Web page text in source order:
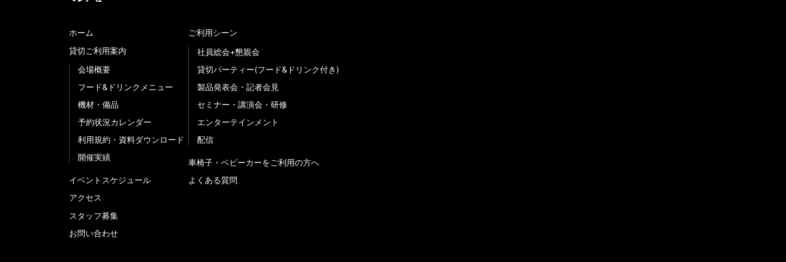
ホーム
貸切ご利用案内
会場概要
フード&ドリンクメニュー
機材・備品
予約状況カレンダー
利用規約・資料ダウンロード
開催実績
イベントスケジュール
アクセス
スタッフ募集
お問い合わせ
ご利用シーン
社員総会+懇親会
貸切パーティー(フード&ドリンク付き)
製品発表会・記者会見
セミナー・講演会・研修
エンターテインメント
配信
車椅子・ベビーカーをご利用の方へ
よくある質問